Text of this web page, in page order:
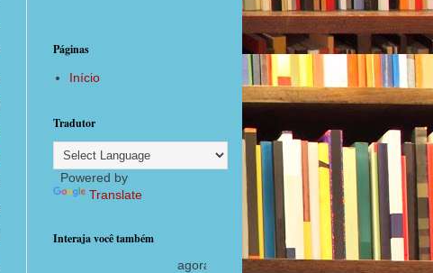
Páginas
Início
Tradutor
Powered by
Translate
Interaja você também
agora com postagens diárias